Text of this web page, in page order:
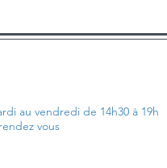
au vendredi de 14h30 à 19h
vous